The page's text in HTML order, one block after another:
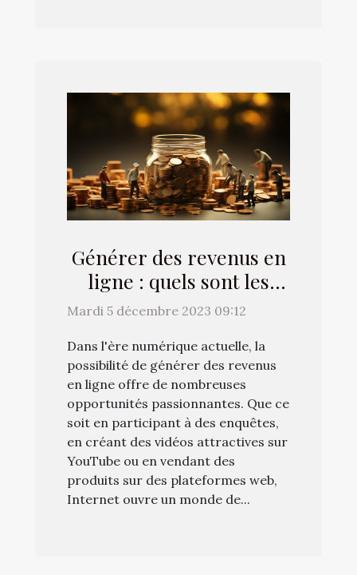
Générer des revenus en
ligne : quels sont les
différents moyens à
Mardi 5 décembre 2023 09:12
Dans l'ère numérique actuelle, la
possibilité de générer des revenus
en ligne offre de nombreuses
opportunités passionnantes. Que ce
soit en participant à des enquêtes,
en créant des vidéos attractives sur
YouTube ou en vendant des
produits sur des plateformes web,
Internet ouvre un monde de...